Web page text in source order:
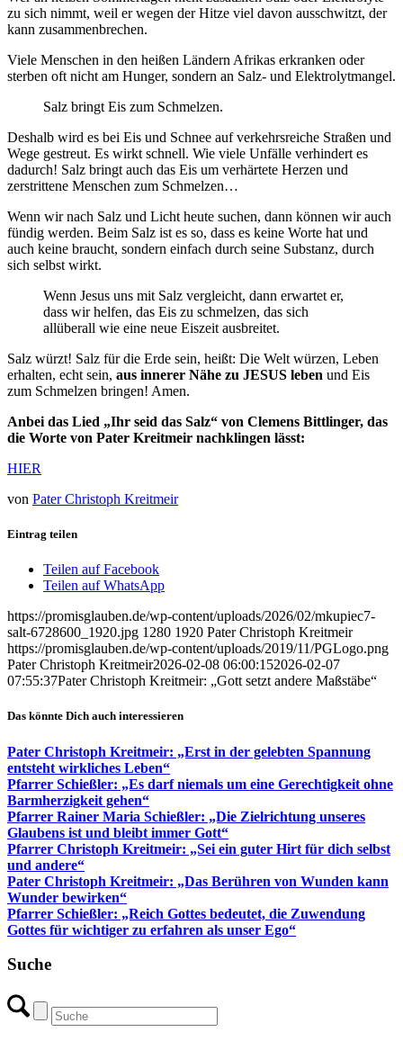
zu sich nimmt, weil er wegen der Hitze viel davon ausschwitzt, der
kann zusammenbrechen.
Viele Menschen in den heißen Ländern Afrikas erkranken oder
sterben oft nicht am Hunger, sondern an Salz- und Elektrolytmangel.
Salz bringt Eis zum Schmelzen.
Deshalb wird es bei Eis und Schnee auf verkehrsreiche Straßen und
Wege gestreut. Es wirkt schnell. Wie viele Unfälle verhindert es
dadurch! Salz bringt auch das Eis um verhärtete Herzen und
zerstrittene Menschen zum Schmelzen…
Wenn wir nach Salz und Licht heute suchen, dann können wir auch
fündig werden. Beim Salz ist es so, dass es keine Worte hat und
auch keine braucht, sondern einfach durch seine Substanz, durch
sich selbst wirkt.
Wenn Jesus uns mit Salz vergleicht, dann erwartet er,
dass wir helfen, das Eis zu schmelzen, das sich
allüberall wie eine neue Eiszeit ausbreitet.
Salz würzt! Salz für die Erde sein, heißt: Die Welt würzen, Leben
erhalten, echt sein, aus innerer Nähe zu JESUS leben und Eis
zum Schmelzen bringen! Amen.
Anbei das Lied „Ihr seid das Salz“ von Clemens Bittlinger, das
die Worte von Pater Kreitmeir nachklingen lässt:
HIER
von Pater Christoph Kreitmeir
Eintrag teilen
Teilen auf Facebook
Teilen auf WhatsApp
https://promisglauben.de/wp-content/uploads/2026/02/mkupiec7-
salt-6728600_1920.jpg 1280 1920 Pater Christoph Kreitmeir
https://promisglauben.de/wp-content/uploads/2019/11/PGLogo.png
Pater Christoph Kreitmeir2026-02-08 06:00:152026-02-07
07:55:37Pater Christoph Kreitmeir: „Gott setzt andere Maßstäbe“
Das könnte Dich auch interessieren
Pater Christoph Kreitmeir: „Erst in der gelebten Spannung
entsteht wirkliches Leben“
Pfarrer Schießler: „Es darf niemals um eine Gerechtigkeit ohne
Barmherzigkeit gehen“
Pfarrer Rainer Maria Schießler: „Die Zielrichtung unseres
Glaubens ist und bleibt immer Gott“
Pfarrer Christoph Kreitmeir: „Sei ein guter Hirt für dich selbst
und andere“
Pater Christoph Kreitmeir: „Das Berühren von Wunden kann
Wunder bewirken“
Pfarrer Schießler: „Reich Gottes bedeutet, die Zuwendung
Gottes für wichtiger zu erfahren als unser Ego“
Suche